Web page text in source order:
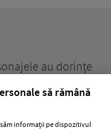
au dorințe
să rămână
informații pe dispozitivul